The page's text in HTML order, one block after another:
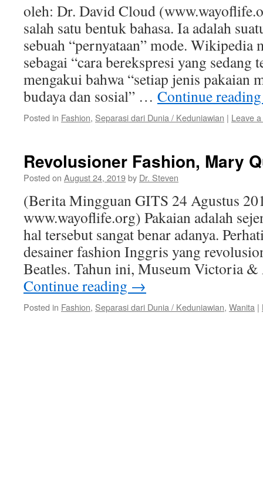
oleh: Dr. David Cloud
salah satu bentuk bahasa. Ia adalah
sebuah “pernyataan” mode. Wikipedia
sebagai “cara berekspresi yang sedang
mengakui bahwa “setiap jenis pakaian
budaya dan sosial” … Continue
Posted in Fashion, Separasi dari Dunia / Keduniawian | Leave
Revolusioner Fashion, Mary
Posted on August 24, 2019by Dr. Steven
(Berita Mingguan GITS 24 Agustus
www.wayoflife.org) Pakaian adalah
hal tersebut sangat benar adanya.
desainer fashion Inggris yang
Beatles. Tahun ini, Museum Victoria
Continue reading →
Posted in Fashion, Separasi dari Dunia / Keduniawian, Wanita |